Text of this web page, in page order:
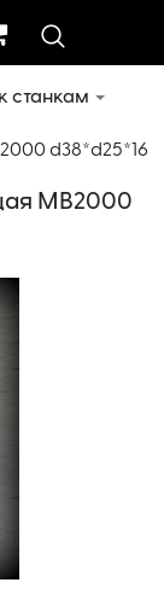
станкам
d38*d25*16
МВ2000